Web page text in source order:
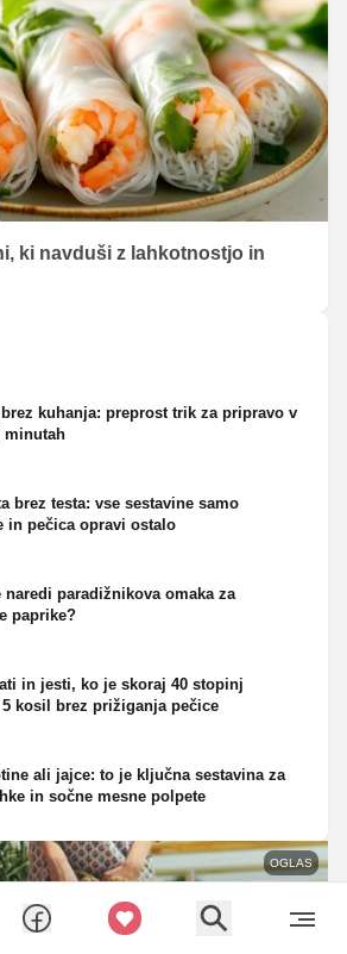
ki navduši z lahkotnostjo in
kuhanja: preprost trik za pripravo v
minutah
brez testa: vse sestavine samo
in pečica opravi ostalo
naredi paradižnikova omaka za
paprike?
in jesti, ko je skoraj 40 stopinj
kosil brez prižiganja pečice
ali jajce: to je ključna sestavina za
in sočne mesne polpete
OGLAS